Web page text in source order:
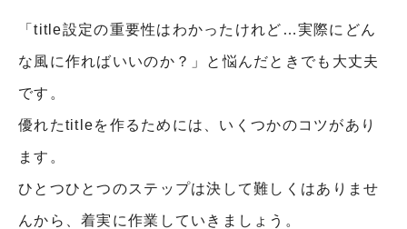
「title設定の重要性はわかったけれど…実際にどん
な風に作ればいいのか？」と悩んだときでも大丈夫
です。
優れたtitleを作るためには、いくつかのコツがあり
ます。
ひとつひとつのステップは決して難しくはありませ
んから、着実に作業していきましょう。